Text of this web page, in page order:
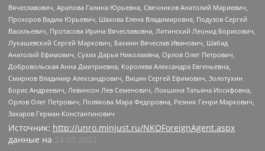
Вячеславович, Арапова Галина Юрьевна, Свечников Анатолий Мариевич,
Прохоров Вадим Юрьевич, Шахова Елена Владимировна, Подузов Сергей
Васильевич, Протасова Ирина Вячеславовна, Литинский Леонид Борисович,
Лукашевский Сергей Маркович, Бахмин Вячеслав Иванович, Шабад
Анатолий Ефимович, Сухих Дарья Николаевна, Орлов Олег Петрович,
Добровольская Анна Дмитриевна, Королева Александра Евгеньевна,
Смирнов Владимир Александрович, Вицин Сергей Ефимович, Золотухин
Борис Андреевич, Левинсон Лев Семенович, Локшина Татьяна Иосифовна,
Орлов Олег Петрович, Полякова Мара Федоровна, Резник Генри Маркович,
Захаров Герман Константинович
Источник: http://unro.minjust.ru/NKOForeignAgent.aspx
данные на 24.03.2022